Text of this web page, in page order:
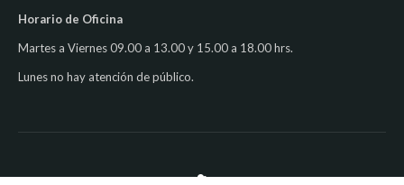
Horario de Oficina
Martes a Viernes 09.00 a 13.00 y 15.00 a 18.00 hrs.
Lunes no hay atención de público.